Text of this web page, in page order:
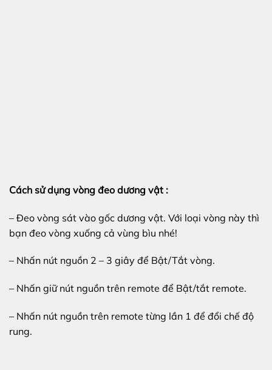
Cách sử dụng vòng đeo dương vật :
– Đeo vòng sát vào gốc dương vật. Với loại vòng này thì
bạn đeo vòng xuống cả vùng bìu nhé!
– Nhấn nút nguồn 2 – 3 giây để Bật/Tắt vòng.
– Nhấn giữ nút nguồn trên remote để Bật/tắt remote.
– Nhấn nút nguồn trên remote từng lần 1 để đổi chế độ
rung.